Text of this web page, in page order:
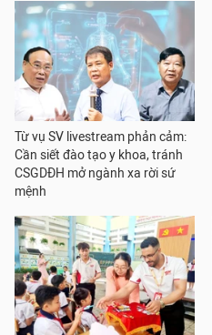
Từ vụ SV livestream phản cảm:
Cần siết đào tạo y khoa, tránh
CSGDĐH mở ngành xa rời sứ
mệnh